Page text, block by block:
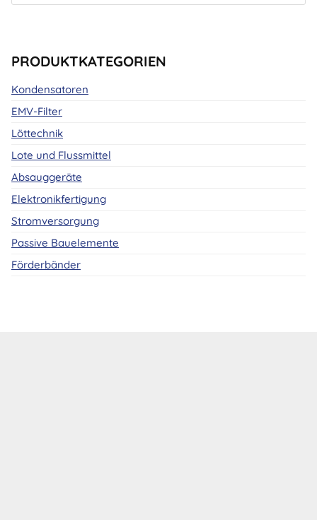
PRODUKTKATEGORIEN
Kondensatoren
EMV-Filter
Löttechnik
Lote und Flussmittel
Absauggeräte
Elektronikfertigung
Stromversorgung
Passive Bauelemente
Förderbänder